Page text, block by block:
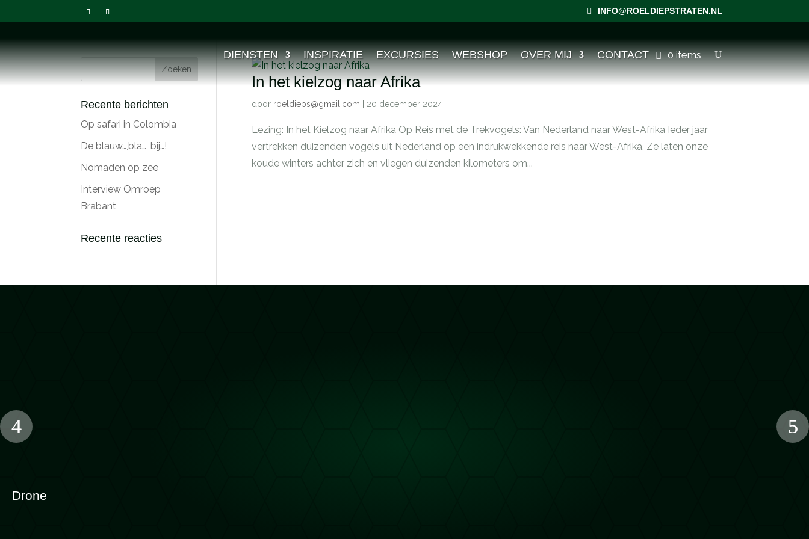
INFO@ROELDIEPSTRATEN.NL
DIENSTEN INSPIRATIE EXCURSIES WEBSHOP OVER MIJ CONTACT 0 items
In het kielzog naar Afrika
door roeldieps@gmail.com 20 december 2024
Lezing: In het Kielzog naar Afrika Op Reis met de Trekvogels: Van Nederland naar West-Afrika Ieder jaar
vertrekken duizenden vogels uit Nederland op een indrukwekkende reis naar West-Afrika. Ze laten onze
koude winters achter zich en vliegen duizenden kilometers om...
Recente berichten
Op safari in Colombia
De blauw…,bla…, bij…!
Nomaden op zee
Interview Omroep
Brabant
Recente reacties
Drone